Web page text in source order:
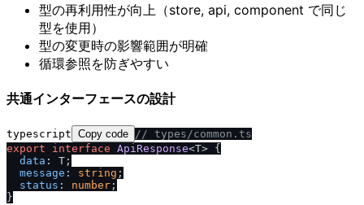
型の再利用性が向上（store, api, component で同じ
型を使用）
型の変更時の影響範囲が明確
循環参照を防ぎやすい
共通インターフェースの設計
typescript Copy code // types/common.ts
export
interface ApiResponse<T> {
data : T;
message : string ;
status : number ;
}